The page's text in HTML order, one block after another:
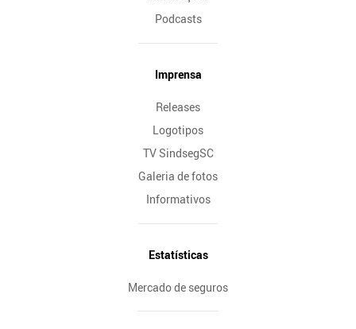
Podcasts
Imprensa
Releases
Logotipos
TV SindsegSC
Galeria de fotos
Informativos
Estatísticas
Mercado de seguros